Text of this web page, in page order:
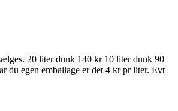
20 liter dunk 140 kr 10 liter dunk 90
du egen emballage er det 4 kr pr liter. Evt